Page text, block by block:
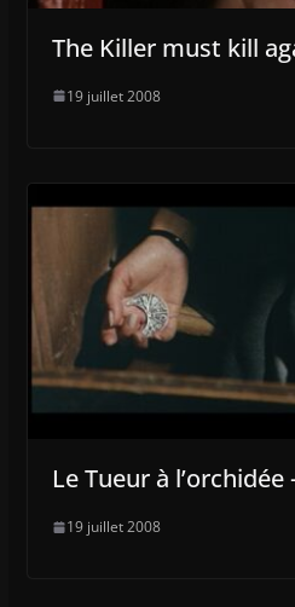
The Killer must kill
19 juillet 2008
Le Tueur à
19 juillet 2008